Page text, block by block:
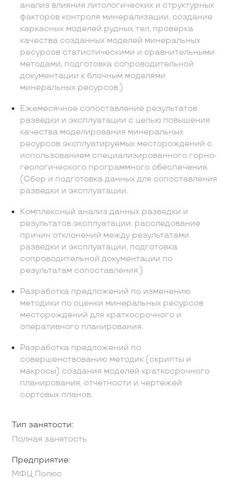
анализ влияния литологических и структурных
факторов контроля минерализации, создание
каркасных моделей рудных тел, проверка
качества созданных моделей минеральных
ресурсов статистическими и сравнительными
методами, подготовка сопроводительной
документации к блочным моделями
минеральных ресурсов.)
Ежемесячное сопоставление результатов
разведки и эксплуатации с целью повышения
качества моделирования минеральных
ресурсов эксплуатируемых месторождений с
использованием специализированного горно-
геологического программного обеспечения.
(Сбор и подготовка данных для сопоставления
разведки и эксплуатации.
Комплексный анализ данных разведки и
результатов эксплуатации, расследование
причин отклонений между результатами
разведки и эксплуатации, подготовка
сопроводительной документации по
результатам сопоставления.)
Разработка предложений по изменению
методики по оценки минеральных ресурсов
месторождений для краткосрочного и
оперативного планирования.
Разработка предложений по
совершенствованию методик (скрипты и
макросы) создания моделей краткосрочного
планирования, отчетности и чертежей
сортовых планов.
Тип занятости:
Полная занятость
Предприятие:
МФЦ Полюс